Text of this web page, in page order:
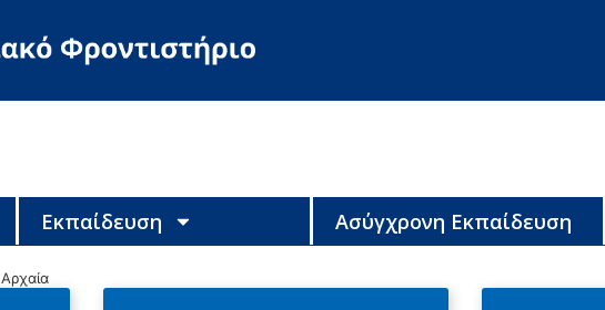
Εκπαίδευση Ασύγχρονη Εκπαίδευση
Αρχαία